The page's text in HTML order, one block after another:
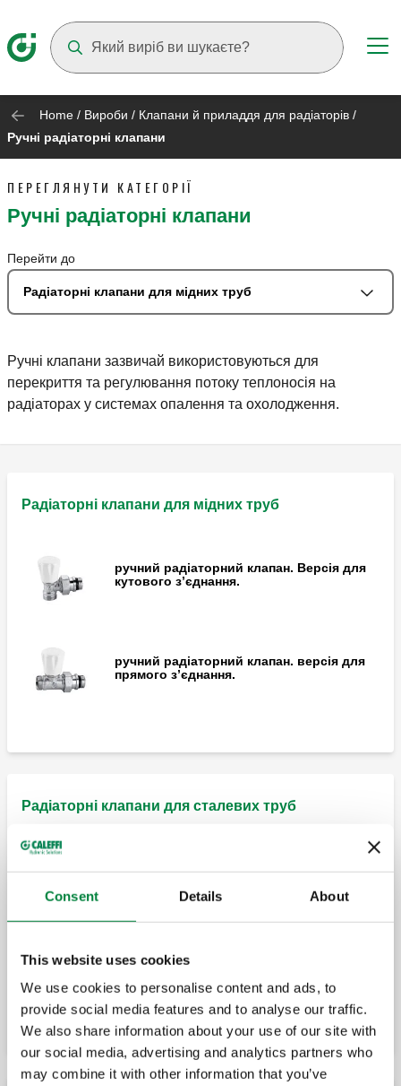
Consent Details About
This website uses cookies
We use cookies to personalise content and ads, to
provide social media features and to analyse our traffic.
We also share information about your use of our site with
our social media, advertising and analytics partners who
may combine it with other information that you’ve
Home / Вироби / Клапани й приладдя для радіаторів /
Ручні радіаторні клапани
ПЕРЕГЛЯНУТИ КАТЕГОРІЇ
Ручні радіаторні клапани
Перейти до
Радіаторні клапани для мідних труб
Ручні клапани зазвичай використовуються для
перекриття та регулювання потоку теплоносія на
радіаторах у системах опалення та охолодження.
Радіаторні клапани для мідних труб
ручний радіаторний клапан. Версія для
кутового з’єднання.
ручний радіаторний клапан. версія для
прямого з’єднання.
Радіаторні клапани для сталевих труб
ручний радіаторний клапан. Версія для
ручний радіаторний клапан. Версія для